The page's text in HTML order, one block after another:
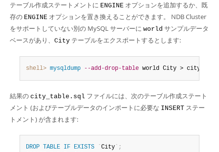
テーブル作成ステートメントに ENGINE オプションを追加するか、既
存の ENGINE オプションを置き換えることができます。 NDB Cluster
をサポートしていない別の MySQL サーバーに world サンプルデータ
ベースがあり、 City テーブルをエクスポートするとします:
shell> mysqldump --add-drop-table world City >
結果の city_table.sql ファイルには、次のテーブル作成ステート
メント (およびテーブルデータのインポートに必要な INSERT ステー
トメント) が含まれます:
DROP TABLE IF EXISTS `City ` ;